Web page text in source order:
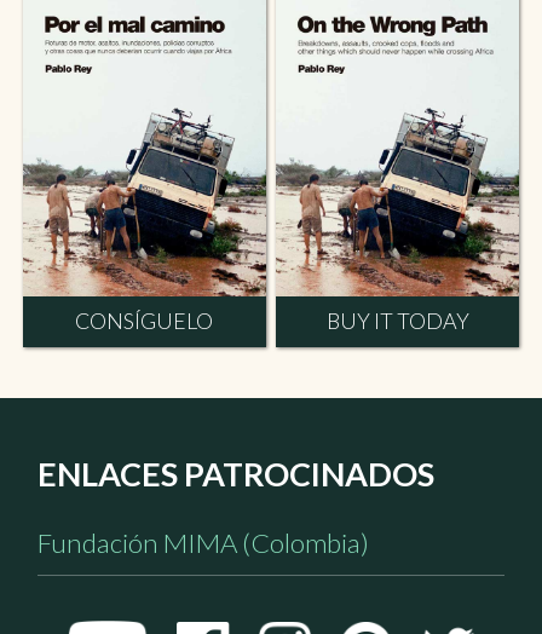
CONSÍGUELO BUY IT TODAY
ENLACES PATROCINADOS
Fundación MIMA (Colombia)